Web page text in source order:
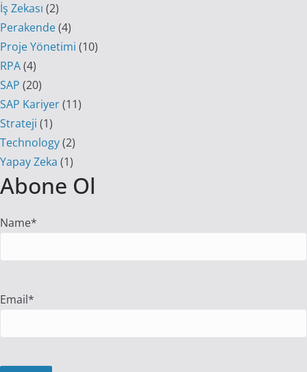
İş Zekası (2)
Perakende(4)
Proje Yönetimi (10)
RPA(4)
SAP (20)
SAP Kariyer(11)
Strateji (1)
Technology(2)
Yapay Zeka (1)
Abone Ol
Name*
Email*